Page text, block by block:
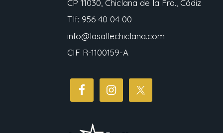
CP 11030, Chiclana de la Fra., Cádiz
Tlf: 956 40 04 00
info@lasallechiclana.com
CIF R-1100159-A